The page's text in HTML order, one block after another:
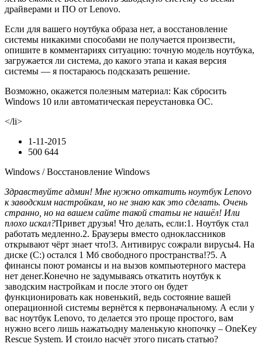
драйверами и ПО от Lenovo.
Если для вашего ноутбука образа нет, а восстановление
системы никакими способами не получается произвести,
опишите в комментариях ситуацию: точную модель ноутбука,
загружается ли система, до какого этапа и какая версия
системы — я постараюсь подсказать решение.
Возможно, окажется полезным материал: Как сбросить
Windows 10 или автоматическая переустановка ОС.
</li>
1-11-2015
500 644
Windows / Восстановление Windows
Здравствуйте админ! Мне нужно откатить ноутбук Lenovo
к заводским настройкам, но не знаю как это сделать. Очень
странно, но на вашем сайте такой статьи не нашёл! Или
плохо искал?Привет друзья! Что делать, если:1. Ноутбук стал
работать медленно.2. Браузеры вместо одноклассников
открывают чёрт знает что!3. Антивирус сожрали вирусы4. На
диске (C:) остался 1 Мб свободного пространства!?5. А
финансы поют романсы и на вызов компьютерного мастера
нет денег.Конечно не задумываясь откатить ноутбук к
заводским настройкам и после этого он будет
функционировать как новенький, ведь состояние вашей
операционной системы вернётся к первоначальному. А если у
вас ноутбук Lenovo, то делается это проще простого, вам
нужно всего лишь нажатьодну маленькую кнопочку – OneKey
Rescue System. И стоило насчёт этого писать статью?